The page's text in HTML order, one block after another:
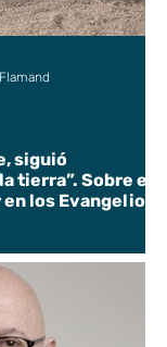
siguió
tierra”. Sobre el
los Evangelios.